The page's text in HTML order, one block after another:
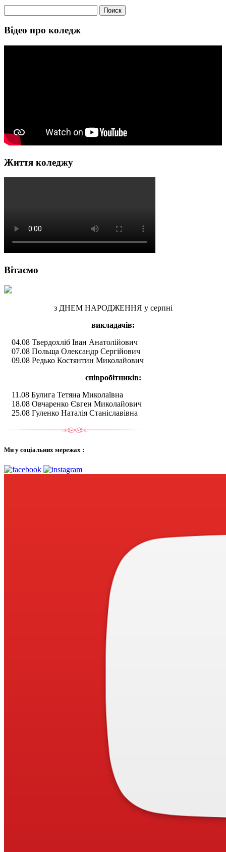
Відео про коледж
Життя коледжу
Вітаємо
з ДНЕМ НАРОДЖЕННЯ у серпні
викладачів:
04.08 Твердохліб Іван Анатолійович
07.08 Польща Олександр Сергійович
09.08 Редько Костянтин Миколайович
співробітників:
11.08 Булига Тетяна Миколаївна
18.08 Овчаренко Євген Миколайович
25.08 Гуленко Наталія Станіславівна
Ми у соціальних мережах :